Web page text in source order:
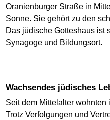
Oranienburger Straße in
Sonne. Sie gehört zu den
Das jüdische Gotteshaus ist
Synagoge und Bildungsort.
Wachsendes jüdisches
Seit dem Mittelalter
Trotz Verfolgungen und